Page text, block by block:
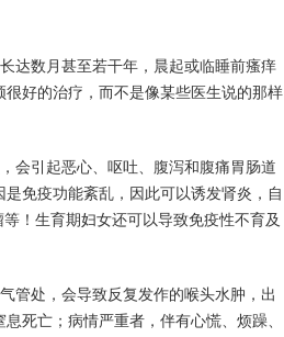
达数月甚至若干年，晨起或临睡前瘙痒
好的治疗，而不是像某些医生说的那样
会引起恶心、呕吐、腹泻和腹痛胃肠道
免疫功能紊乱，因此可以诱发肾炎，自
！生育期妇女还可以导致免疫性不育及
管处，会导致反复发作的喉头水肿，出
死亡；病情严重者，伴有心慌、烦躁、